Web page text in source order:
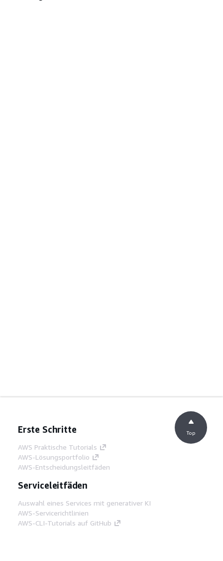
Erste Schritte
AWS Praktische Tutorials
AWS-Lösungsportfolio
AWS-Entscheidungsleitfäden
Serviceleitfäden
Auswahl eines Services mit generativer KI
AWS-Servicerichtlinien
AWS-CLI-Tutorials auf GitHub
Top